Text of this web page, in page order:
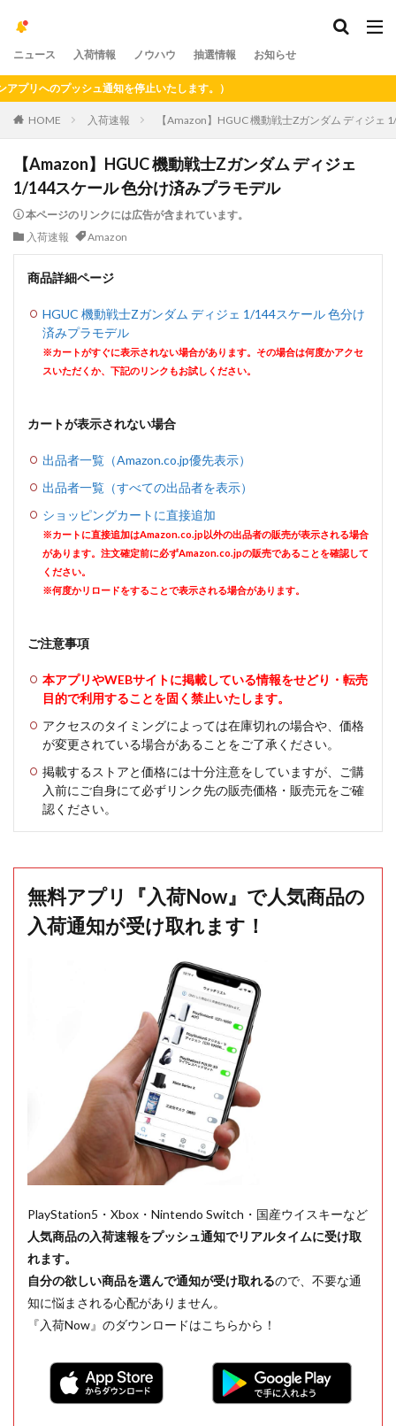
ニュース 入荷情報 ノウハウ 抽選情報 お知らせ
のプッシュ通知を停止いたします。）
HOME 入荷速報 【Amazon】HGUC 機動戦士Zガンダム ディジェ
【Amazon】HGUC 機動戦士Zガンダム ディジェ
1/144スケール 色分け済みプラモデル
本ページのリンクには広告が含まれています。
入荷速報
Amazon
商品詳細ページ
HGUC 機動戦士Zガンダム ディジェ 1/144スケール 色分け
済みプラモデル
※カートがすぐに表示されない場合があります。その場合は何度かアクセ
スいただくか、下記のリンクもお試しください。
カートが表示されない場合
出品者一覧（Amazon.co.jp優先表示）
出品者一覧（すべての出品者を表示）
ショッピングカートに直接追加
※カートに直接追加はAmazon.co.jp以外の出品者の販売が表示される場合
があります。注文確定前に必ずAmazon.co.jpの販売であることを確認して
ください。
※何度かリロードをすることで表示される場合があります。
ご注意事項
本アプリやWEBサイトに掲載している情報をせどり・転売
目的で利用することを固く禁止いたします。
アクセスのタイミングによっては在庫切れの場合や、価格
が変更されている場合があることをご了承ください。
掲載するストアと価格には十分注意をしていますが、ご購
入前にご自身にて必ずリンク先の販売価格・販売元をご確
認ください。
無料アプリ『入荷Now』で人気商品の
入荷通知が受け取れます！
PlayStation5・Xbox・Nintendo Switch・国産ウイスキーなど
人気商品の入荷速報をプッシュ通知でリアルタイムに受け取
れます。
自分の欲しい商品を選んで通知が受け取れるので、不要な通
知に悩まされる心配がありません。
『入荷Now』のダウンロードはこちらから！